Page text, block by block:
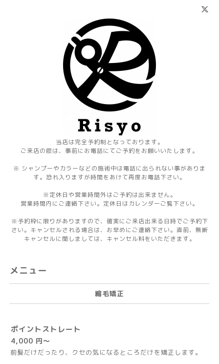
当店は完全予約制となっております。
ご来店の際は、事前にお電話にてご予約をお願いいたします。
※ シャンプーやカラーなどの施術中は電話に出られない事がありま
す。恐れ入りますが時間をあけて再度お電話下さい。
※定休日や営業時間外はご予約は出来ません。
営業時間内にご連絡下さい。定休日はカレンダーご覧下さい。
※予約枠に限りがありますので、確実にご来店出来る日時でご予約下
さい。キャンセルされる場合は、お早めにご連絡下さい。直前、無断
キャンセルに関しましては、キャンセル料をいただきます。
メニュー
縮毛矯正
ポイントストレート
4,000 円～
前髪だけだったり、クセの気になるところだけを矯正します。